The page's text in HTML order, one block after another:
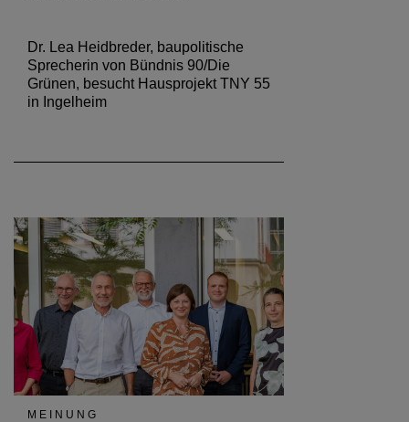
Dr. Lea Heidbreder, baupolitische
Sprecherin von Bündnis 90/Die
Grünen, besucht Hausprojekt TNY 55
in Ingelheim
MEINUNG